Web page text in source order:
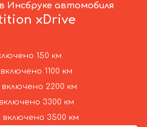
автомобиля
xDrive
150 км
1100 км
включено 2200 км
3300 км
включено 3500 км